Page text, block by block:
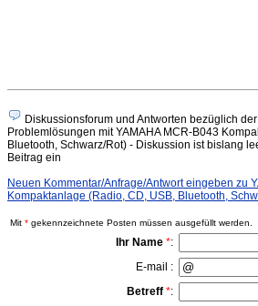
Diskussionsforum und Antworten bezüglich
Problemlösungen mit YAMAHA MCR-B043
Bluetooth, Schwarz/Rot) - Diskussion ist bislang
Beitrag ein
Neuen Kommentar/Anfrage/Antwort eingeben zu
Kompaktanlage (Radio, CD, USB, Bluetooth,
Mit * gekennzeichnete Posten müssen ausgefüllt werden.
Ihr Name *:
E-mail :
Betreff *: